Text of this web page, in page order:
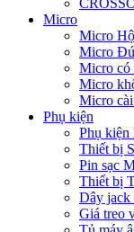
Micro
Micro
Micro
Micro có
Micro
Micro
Phụ kiện
Phụ
Thiết bị
Pin sạc
Thiết bị
Dây jack
Giá treo